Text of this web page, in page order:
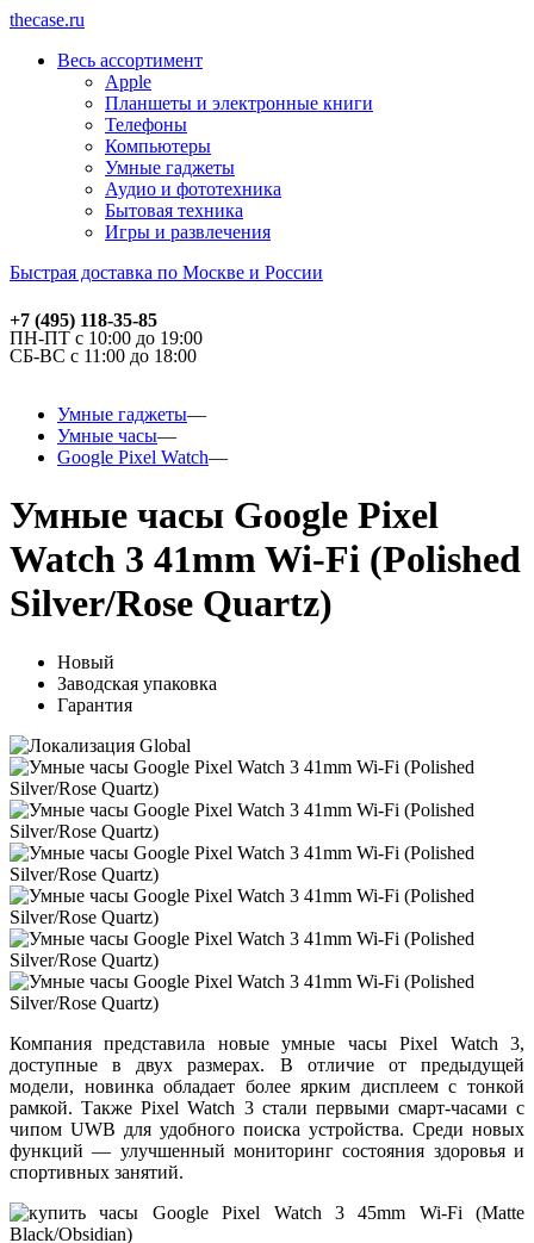
thecase.ru
Весь ассортимент
Apple
Планшеты и электронные книги
Телефоны
Компьютеры
Умные гаджеты
Аудио и фототехника
Бытовая техника
Игры и развлечения
Быстрая доставка по Москве и России
+7 (495) 118-35-85
ПН-ПТ с 10:00 до 19:00
СБ-ВС с 11:00 до 18:00
Умные гаджеты
Умные часы
Google Pixel Watch
Умные часы Google Pixel
Watch 3 41mm Wi-Fi (Polished
Silver/Rose Quartz)
Новый
Заводская упаковка
Гарантия
Компания представила новые умные часы Pixel Watch 3,
доступные в двух размерах. В отличие от предыдущей
модели, новинка обладает более ярким дисплеем с тонкой
рамкой. Также Pixel Watch 3 стали первыми смарт-часами с
чипом UWB для удобного поиска устройства. Среди новых
функций — улучшенный мониторинг состояния здоровья и
спортивных занятий.